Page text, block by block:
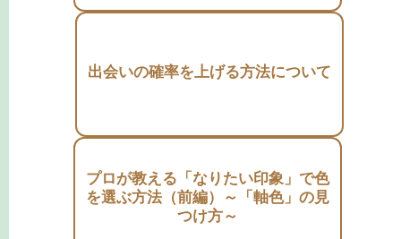
出会いの確率を上げる方法について
プロが教える「なりたい印象」で色
を選ぶ方法（前編）～「軸色」の見
つけ方～